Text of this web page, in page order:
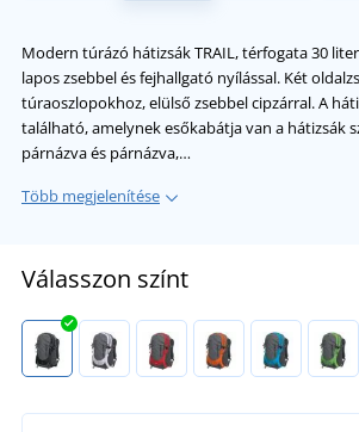
Modern túrázó hátizsák TRAIL, térfogata 30
lapos zsebbel és fejhallgató nyílással. Két
túraoszlopokhoz, elülső zsebbel cipzárral. A
található, amelynek esőkabátja van a hátizsák
párnázva és párnázva,…
Több megjelenítése
Válasszon színt